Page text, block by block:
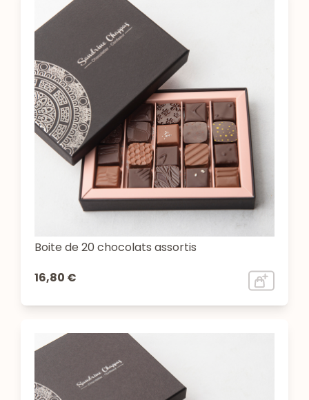
Boite de 20 chocolats assortis
16,80 €